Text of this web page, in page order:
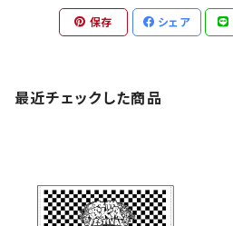
保存 シェア
最近チェックした商品